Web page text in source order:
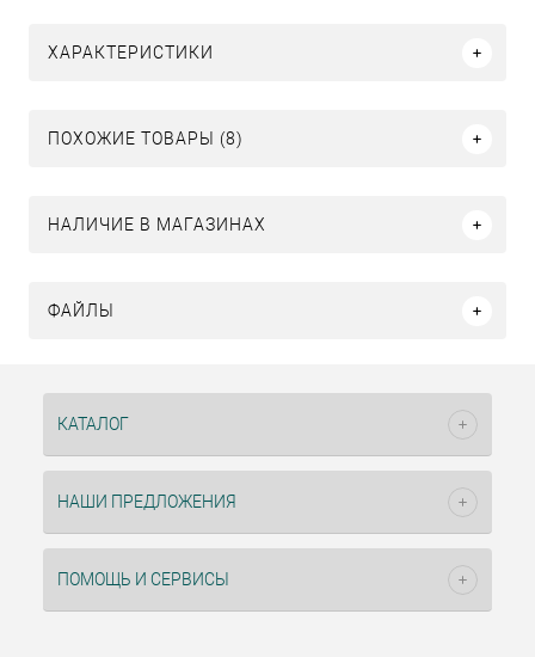
ХАРАКТЕРИСТИКИ
ПОХОЖИЕ ТОВАРЫ (8)
НАЛИЧИЕ В МАГАЗИНАХ
ФАЙЛЫ
КАТАЛОГ
НАШИ ПРЕДЛОЖЕНИЯ
ПОМОЩЬ И СЕРВИСЫ